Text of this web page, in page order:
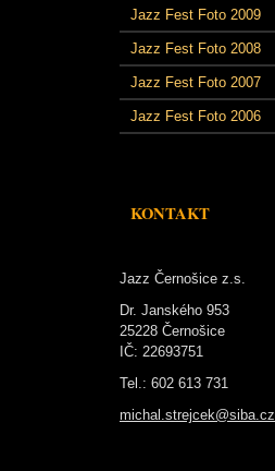
Jazz Fest Foto 2009
Jazz Fest Foto 2008
Jazz Fest Foto 2007
Jazz Fest Foto 2006
KONTAKT
Jazz Černošice z.s.
Dr. Janského 953
25228 Černošice
IČ: 22693751
Tel.: 602 613 731
michal.strejcek@siba.cz